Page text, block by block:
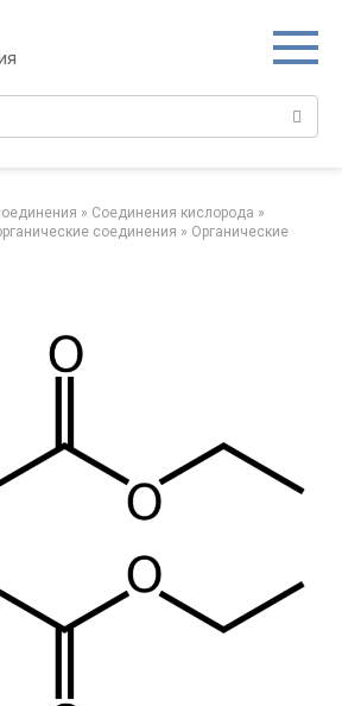
» Соединения кислорода‎ »
соединения‎ » Органические